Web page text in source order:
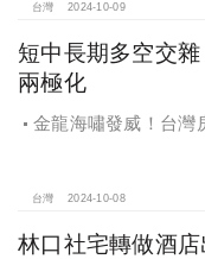
台灣 2024-10-09
短中長期多空交
兩極化
金龍海嘯發威！台灣
望全壘打
台灣 2024-10-08
林口社宅轉做酒